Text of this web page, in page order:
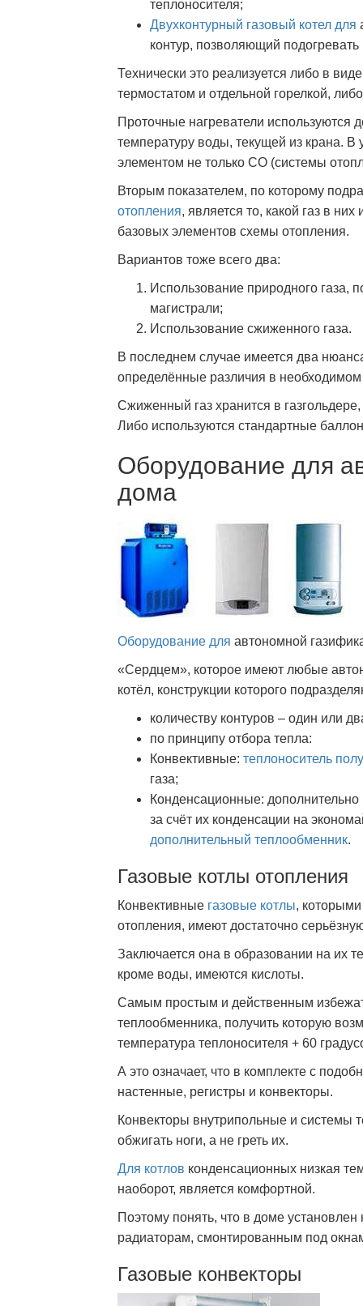
теплоносителя;
Двухконтурный газовый котел для
контур, позволяющий
Технически это реализуется либо в
термостатом и отдельной горелкой,
Проточные нагреватели используются
температуру воды, текущей из крана. В
элементом не только СО (системы
Вторым показателем, по которому
отопления, является то, какой газ в
базовых элементов схемы отопления.
Вариантов тоже всего два:
Использование природного газа,
магистрали;
Использование сжиженного газа.
В последнем случае имеется два
определённые различия в
Сжиженный газ хранится в
Либо используются стандартные
Оборудование для
дома
Оборудование для автономной
«Сердцем», которое имеют любые
котёл, конструкции которого
количеству контуров – один или
по принципу отбора тепла:
Конвективные: теплоноситель
газа;
Конденсационные: дополнительно
за счёт их конденсации на
дополнительный теплообменник.
Газовые котлы отопления
Конвективные газовые котлы,
отопления, имеют достаточно
Заключается она в образовании на их
кроме воды, имеются кислоты.
Самым простым и действенным
теплообменника, получить которую
температура теплоносителя + 60
А это означает, что в комплекте с
настенные, регистры и конвекторы.
Конвекторы внутрипольные и системы
обжигать ноги, а не греть их.
Для котлов конденсационных низкая
наоборот, является комфортной.
Поэтому понять, что в доме установлен
радиаторам, смонтированным под
Газовые конвекторы